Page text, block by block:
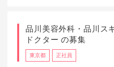
品川美容外科・品川ス
ドクター の募集
東京都 正社員